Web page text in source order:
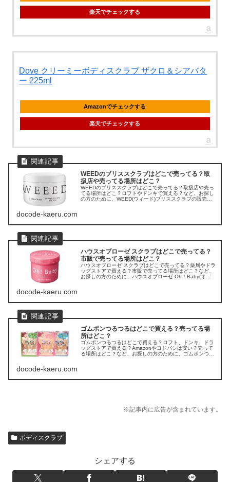
楽天でチェックする
Dove クリーミーボディスクラブ ザクロ＆シアバタ
ー 225ml
Amazonでチェックする
楽天でチェックする
WEEDのブリススクラブはどこで売ってる？取
扱店や売ってる場所はどこ？
WEEDのブリススクラブはどこで売ってる？取扱店や売っ
てる場所はどこ？ロフトやドンキで買える？など、お探し
の方のために、WEED(ウィード)ブリススクラブの販売店
docode-kaeru.com
ハウスオブローゼ スクラブはどこで売ってる？
市販で売ってる場所はどこ？
ハウスオブローゼ スクラブはどこで売ってる？薬局やドラ
ッグストアで買える？市販で売ってる場所はどこ？など、
お探しの方のために、ハウスオブローゼ Oh！Baby(オー
docode-kaeru.com
ゴムポンつるつるはどこで買える？売ってる場
所はどこ？
ゴムポンつるつるはどこで買える？ロフト、ドンキ、ドラ
ッグストアで買える？Amazonやヨドバシは安い？売って
る場所はどこ？など、お探しの方のために、ゴムポンつる
docode-kaeru.com
※記事内に広告が含まれています。
ボディスクラブ
シェアする